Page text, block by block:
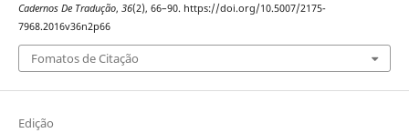
Cadernos De Tradução, 36(2), 66–90. https://doi.org/10.5007/2175-
7968.2016v36n2p66
Fomatos de Citação
Edição